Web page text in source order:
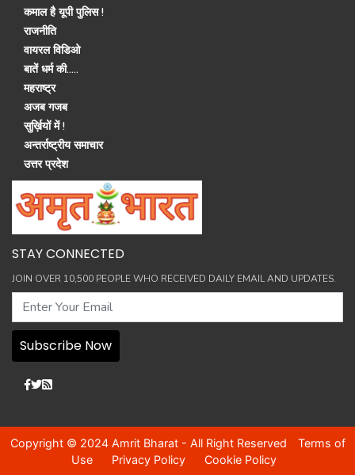
कमाल है यूपी पुलिस !
राजनीति
वायरल विडिओ
बातें धर्म की.....
महराष्ट्र
अजब गजब
सुर्ख़ियों में !
अन्तर्राष्ट्रीय समाचार
उत्तर प्रदेश
STAY CONNECTED
JOIN OVER 10,500 PEOPLE WHO RECEIVED DAILY EMAIL AND UPDATES.
Subscribe Now
Copyright © 2024 Amrit Bharat - All Right Reserved
Terms of
Use
Privacy Policy Cookie Policy